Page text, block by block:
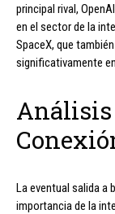
principal rival,
en el sector de la
SpaceX, que
significativamente
La eventual salida a
importancia de la